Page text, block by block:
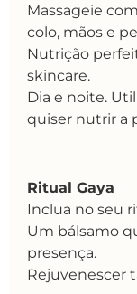
Massageie
colo, mãos e
Nutrição
skincare.
Dia e noite.
quiser nutrir a
Ritual Gaya
Inclua no seu
Um bálsamo
presença.
Rejuvenescer